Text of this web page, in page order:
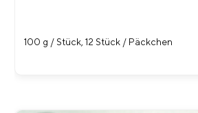
100 g / Stück, 12 Stück / Päckchen